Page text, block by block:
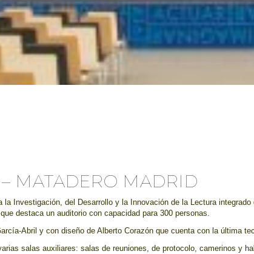
MATADERO MADRID
la Investigación, del Desarrollo y la Innovación de la Lectura
destaca un auditorio con capacidad para 300 personas.
Abril y con diseño de Alberto Corazón que cuenta con la última
salas auxiliares: salas de reuniones, de protocolo, camerinos y